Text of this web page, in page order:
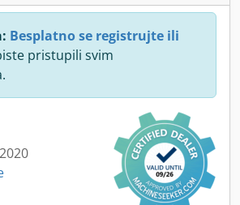
Besplatno se registrujte ili
pristupili svim